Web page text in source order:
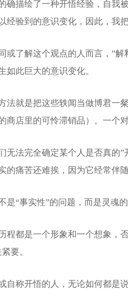
确描绘了一种开悟经验，自我
经验到的意识变化，因此，我
或了解这个观点的人而言，”
如此巨大的意识变化。
法就是把这些轶闻当做博君一
商店里的可怜滞销品）。一个
无法完全确定某个人是否真的
的痛苦还难挨，因为它经常伴
是“事实性”的问题，而是灵魂
程都是一个形象和一个想象，
要。
自称开悟的人，无论如何都是